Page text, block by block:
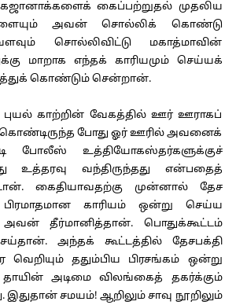
கைப்பற்றுதல் முதலிய
அவன் சொல்லிக் கொண்டு
சொல்லிவிட்டு மகாத்மாவின்
மாறாக எந்தக் காரியமும் செய்யக்
கொண்டும் சென்றான்.
காற்றின் வேகத்தில் ஊர் ஊராகப்
கொண்டிருந்த போது ஓர் ஊரில் அவனைக்
போலீஸ் உத்தியோகஸ்தர்களுக்குச்
உத்தரவு வந்திருந்தது என்பதைத்
கைதியாவதற்கு முன்னால் தேச
பிரமாதமான காரியம் ஒன்று செய்ய
தீர்மானித்தான். பொதுக்கூட்டம்
அந்தக் கூட்டத்தில் தேசபக்தி
வெறியும் ததும்பிய பிரசங்கம் ஒன்று
அடிமை விலங்கைத் தகர்க்கும்
இதுதான் சமயம்! ஆறிலும் சாவு நூறிலும்